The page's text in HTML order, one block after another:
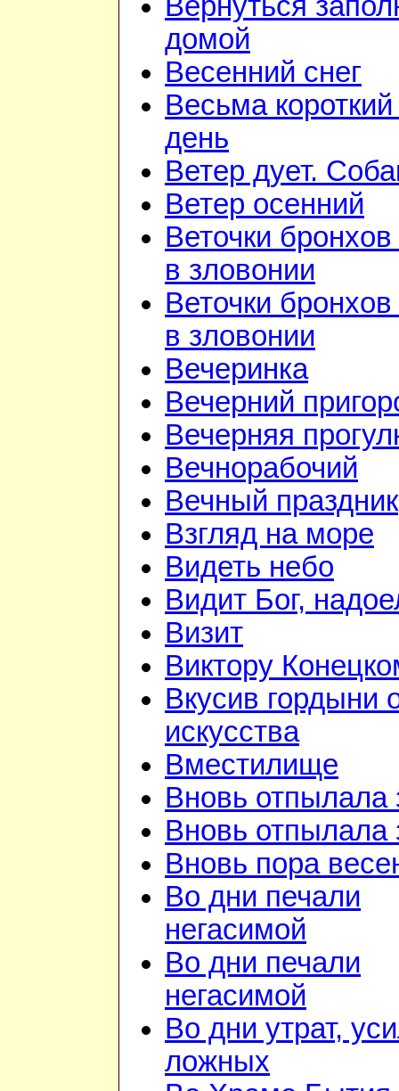
Вернуться
домой
Весенний снег
Весьма
день
Ветер дует.
Ветер осенний
Веточки бронхов
в зловонии
Веточки бронхов
в зловонии
Вечеринка
Вечерний
Вечерняя
Вечнорабочий
Вечный праздник
Взгляд на море
Видеть небо
Видит Бог,
Визит
Виктору
Вкусив гордыни
искусства
Вместилище
Вновь отпылала
Вновь отпылала
Вновь пора
Во дни печали
негасимой
Во дни печали
негасимой
Во дни утрат,
ложных